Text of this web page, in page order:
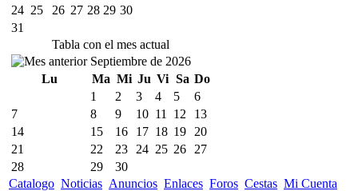
24 25 26 27 28 29 30
31
Tabla con el mes actual
Septiembre de 2026
Lu
Ma Mi Ju Vi Sa Do
1
2 3 4 5
6
7
8 9 10 11 12
13
14
15 16 17 18 19
20
21
22 23 24 25 26
27
28
29
30
Catalogo Noticias Anuncios Enlaces Foros Cestas Mi Cuenta